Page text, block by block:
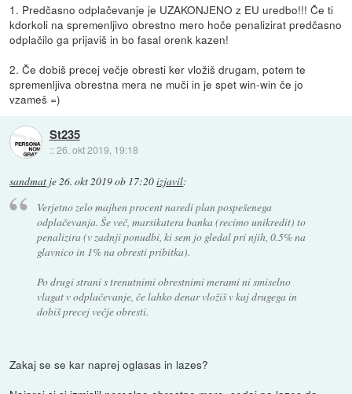
1. Predčasno odplačevanje je UZAKONJENO z EU uredbo!!! Če ti
kdorkoli na spremenljivo obrestno mero hoče penalizirat predčasno
odplačilo ga prijaviš in bo fasal orenk kazen!
2. Če dobiš precej večje obresti ker vložiš drugam, potem te
spremenljiva obrestna mera ne muči in je spet win-win če jo
vzameš =)
St235
::26. okt 2019, 19:18
sandmat je26. okt 2019 ob 17:20izjavil:
Verjetno zelo majhen procent naredi plan pospešenega
odplačevanja. Še več, marsikatera banka (recimo unikredit) to
penalizira (v zadnji ponudbi, ki sem jo gledal pri njih, 0.5% na
glavnico in 1% na obresti pribitka).
Po drugi strani s trenutnimi obrestnimi merami ni smiselno
vlagat v odplačevanje, če lahko denar vložiš v kaj drugega in
dobiš precej večje obresti.
Zakaj se se kar naprej oglasas in lazes?